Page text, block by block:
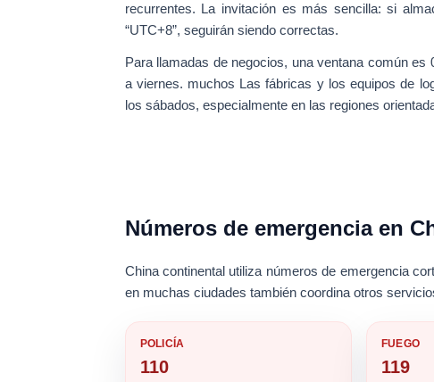
recurrentes. La invitación es más sencilla: si
“UTC+8”, seguirán siendo correctas.
Para llamadas de negocios, una ventana común es
a viernes. muchos Las fábricas y los equipos de
los sábados, especialmente en las regiones
Números de emergencia en
China continental utiliza números de emergencia
en muchas ciudades también coordina otros
POLICÍA
110
FUEGO
119